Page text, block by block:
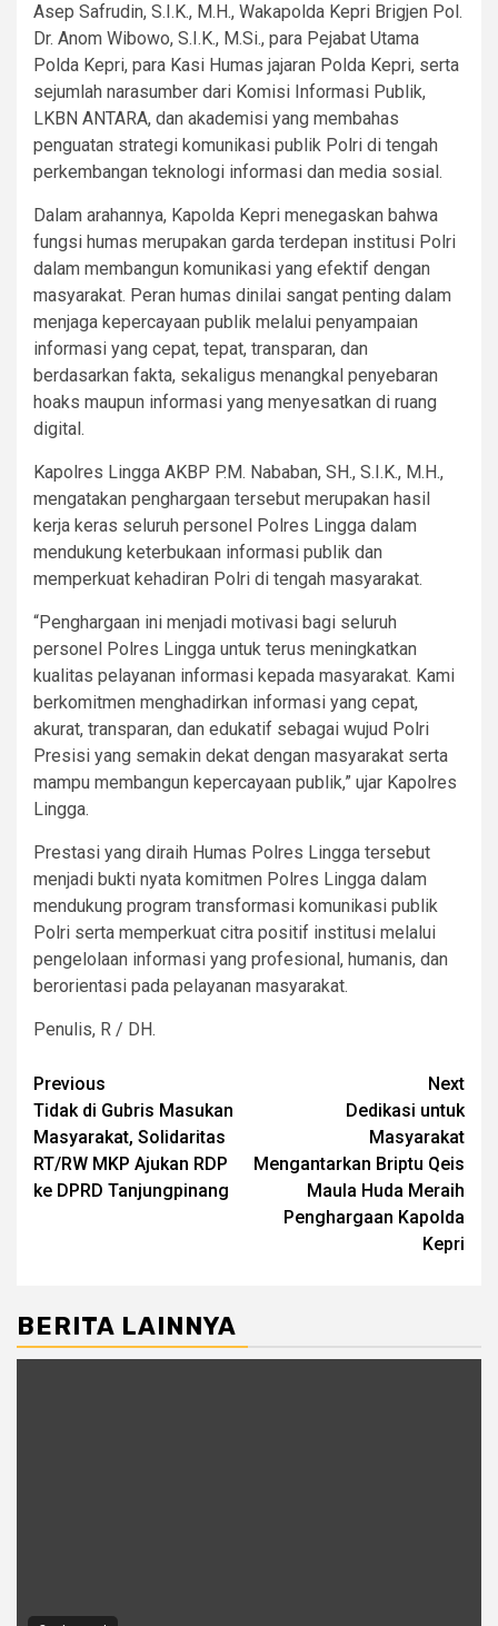
Asep Safrudin, S.I.K., M.H., Wakapolda Kepri Brigjen Pol.
Dr. Anom Wibowo, S.I.K., M.Si., para Pejabat Utama
Polda Kepri, para Kasi Humas jajaran Polda Kepri, serta
sejumlah narasumber dari Komisi Informasi Publik,
LKBN ANTARA, dan akademisi yang membahas
penguatan strategi komunikasi publik Polri di tengah
perkembangan teknologi informasi dan media sosial.
Dalam arahannya, Kapolda Kepri menegaskan bahwa
fungsi humas merupakan garda terdepan institusi Polri
dalam membangun komunikasi yang efektif dengan
masyarakat. Peran humas dinilai sangat penting dalam
menjaga kepercayaan publik melalui penyampaian
informasi yang cepat, tepat, transparan, dan
berdasarkan fakta, sekaligus menangkal penyebaran
hoaks maupun informasi yang menyesatkan di ruang
digital.
Kapolres Lingga AKBP P.M. Nababan, SH., S.I.K., M.H.,
mengatakan penghargaan tersebut merupakan hasil
kerja keras seluruh personel Polres Lingga dalam
mendukung keterbukaan informasi publik dan
memperkuat kehadiran Polri di tengah masyarakat.
“Penghargaan ini menjadi motivasi bagi seluruh
personel Polres Lingga untuk terus meningkatkan
kualitas pelayanan informasi kepada masyarakat. Kami
berkomitmen menghadirkan informasi yang cepat,
akurat, transparan, dan edukatif sebagai wujud Polri
Presisi yang semakin dekat dengan masyarakat serta
mampu membangun kepercayaan publik,” ujar Kapolres
Lingga.
Prestasi yang diraih Humas Polres Lingga tersebut
menjadi bukti nyata komitmen Polres Lingga dalam
mendukung program transformasi komunikasi publik
Polri serta memperkuat citra positif institusi melalui
pengelolaan informasi yang profesional, humanis, dan
berorientasi pada pelayanan masyarakat.
Penulis, R / DH.
Post
navigation
Previous
Tidak di Gubris Masukan
Masyarakat, Solidaritas
RT/RW MKP Ajukan RDP
ke DPRD Tanjungpinang
Next
Dedikasi untuk
Masyarakat
Mengantarkan Briptu Qeis
Maula Huda Meraih
Penghargaan Kapolda
Kepri
BERITA LAINNYA